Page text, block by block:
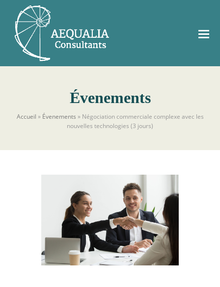
Évenements
Accueil » Évenements » Négociation commerciale complexe avec les
nouvelles technologies (3 jours)